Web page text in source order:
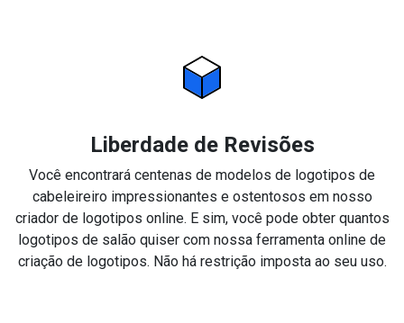
Liberdade de Revisões
Você encontrará centenas de modelos de logotipos de
cabeleireiro impressionantes e ostentosos em nosso
criador de logotipos online. E sim, você pode obter quantos
logotipos de salão quiser com nossa ferramenta online de
criação de logotipos. Não há restrição imposta ao seu uso.